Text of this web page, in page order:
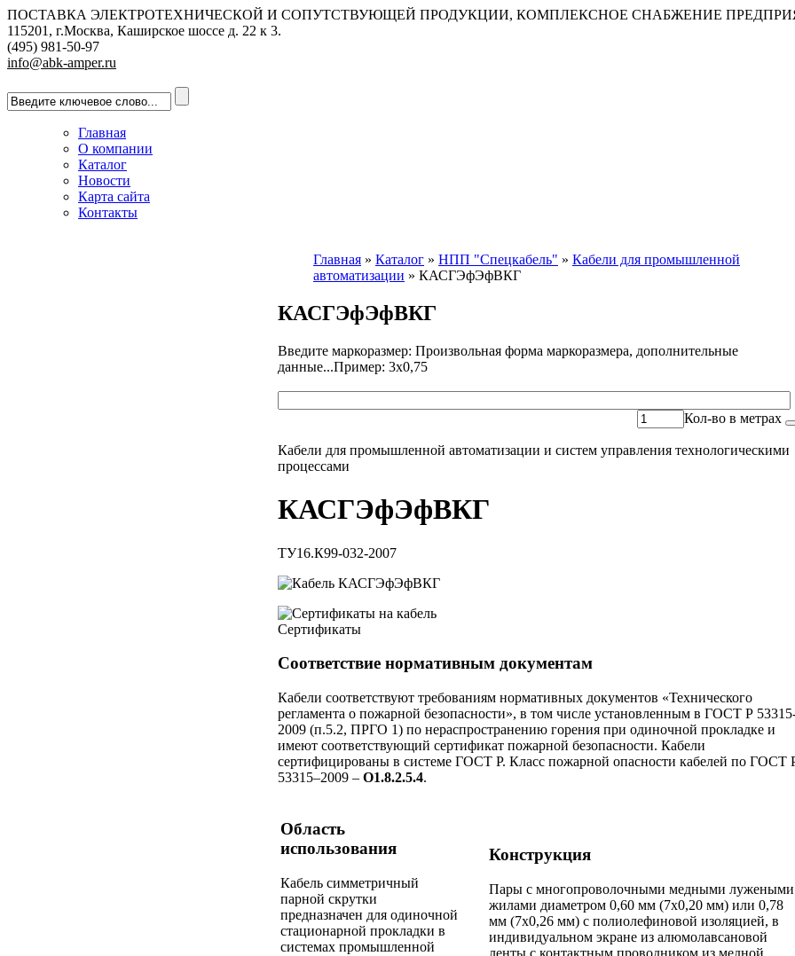
ПОСТАВКА ЭЛЕКТРОТЕХНИЧЕСКОЙ И СОПУТСТВУЮЩЕЙ ПРОДУКЦИИ, КОМПЛЕКСНОЕ СНАБЖЕНИЕ
115201, г.Москва, Каширское шоссе д. 22 к 3.
(495) 981-50-97
info@abk-amper.ru
Главная
О компании
Каталог
Новости
Карта сайта
Контакты
Главная » Каталог » НПП "Спецкабель" » Кабели для промышленной
автоматизации » КАСГЭфЭфВКГ
КАСГЭфЭфВКГ
Введите маркоразмер: Произвольная форма маркоразмера, дополнительные
данные...Пример: 3х0,75
Кол-во в метрах
Кабели для промышленной автоматизации и систем управления технологическими
процессами
КАСГЭфЭфВКГ
ТУ16.К99-032-2007
Сертификаты
Соответствие нормативным документам
Кабели соответствуют требованиям нормативных документов «Технического
регламента о пожарной безопасности», в том числе установленным в ГОСТ Р
2009 (п.5.2, ПРГО 1) по нераспространению горения при одиночной прокладке и
имеют соответствующий сертификат пожарной безопасности. Кабели
сертифицированы в системе ГОСТ Р. Класс пожарной опасности кабелей по ГОСТ
53315–2009 – О1.8.2.5.4.
Область
использования
Кабель симметричный
парной скрутки
предназначен для одиночной
стационарной прокладки в
системах промышленной
Конструкция
Пары с многопроволочными медными лужеными
жилами диаметром 0,60 мм (7х0,20 мм) или 0,78
мм (7х0,26 мм) с полиолефиновой изоляцией, в
индивидуальном экране из алюмолавсановой
ленты с контактным проводником из медной